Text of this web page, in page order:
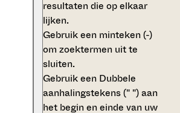
resultaten die op elkaar
lijken.
Gebruik een minteken (-)
om zoektermen uit te
sluiten.
Gebruik een Dubbele
aanhalingstekens (" ")aan
het begin en einde van uw